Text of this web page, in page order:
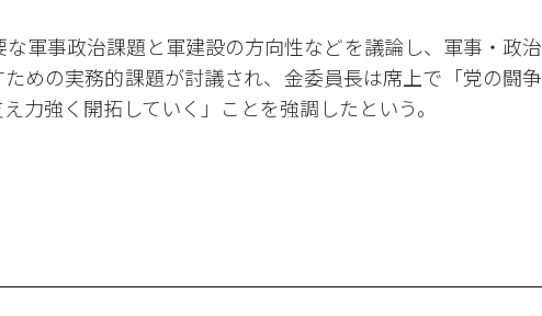
軍事政治課題と軍建設の方向性などを議論し、軍事・政治
めの実務的課題が討議され、金委員長は席上で「党の闘争
力強く開拓していく」ことを強調したという。